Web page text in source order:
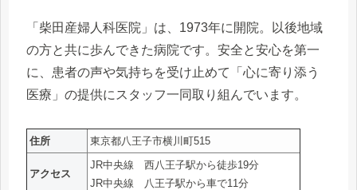
「柴田産婦人科医院」は、1973年に開院。以後地域
の方と共に歩んできた病院です。安全と安心を第一
に、患者の声や気持ちを受け止めて「心に寄り添う
医療」の提供にスタッフ一同取り組んでいます。
住所 東京都八王子市横川町515
アクセス
JR中央線 西八王子駅から徒歩19分
JR中央線 八王子駅から車で11分